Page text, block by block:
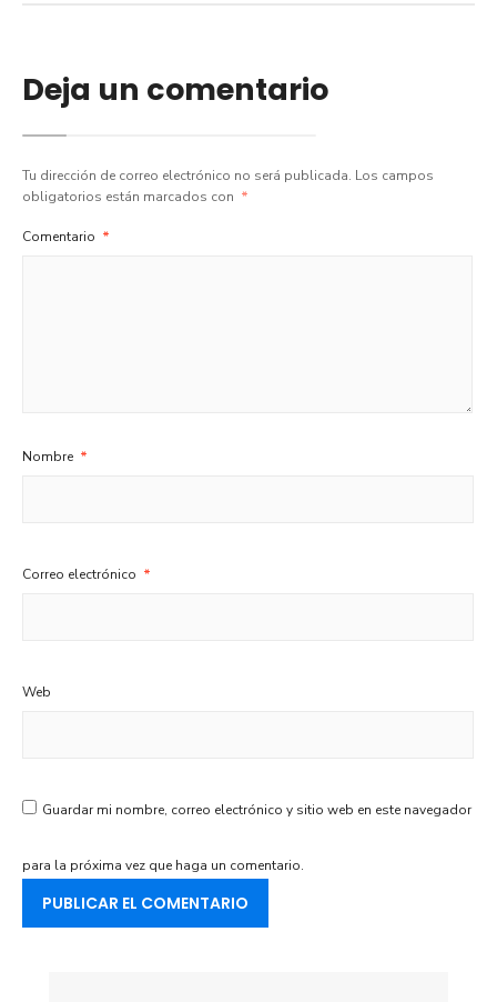
Deja un comentario
Tu dirección de correo electrónico no será publicada. Los campos
obligatorios están marcados con *
Comentario *
Nombre *
Correo electrónico *
Web
Guardar mi nombre, correo electrónico y sitio web en este navegador
para la próxima vez que haga un comentario.